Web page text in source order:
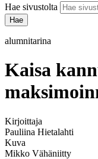
Hae sivustolta
alumnitarina
Kaisa
Kirjoittaja
Pauliina Hietalahti
Kuva
Mikko Vähäniitty